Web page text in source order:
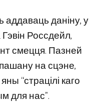
аддаваць даніну, у
Россдейл,
смецця. Пазней
на сцэне,
“страцілі каго
для нас”.